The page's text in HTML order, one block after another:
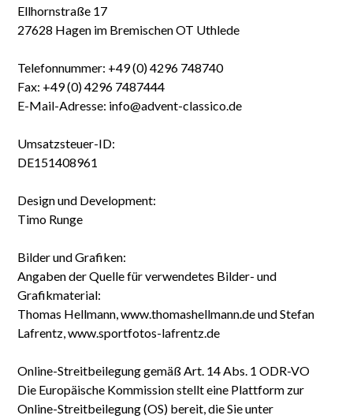
Ellhornstraße 17
27628 Hagen im Bremischen OT Uthlede
Telefonnummer: +49 (0) 4296 748740
Fax: +49 (0) 4296 7487444
E-Mail-Adresse: info@advent-classico.de
Umsatzsteuer-ID:
DE151408961
Design und Development:
Timo Runge
Bilder und Grafiken:
Angaben der Quelle für verwendetes Bilder- und
Grafikmaterial:
Thomas Hellmann, www.thomashellmann.de und Stefan
Lafrentz, www.sportfotos-lafrentz.de
Online-Streitbeilegung gemäß Art. 14 Abs. 1 ODR-VO
Die Europäische Kommission stellt eine Plattform zur
Online-Streitbeilegung (OS) bereit, die Sie unter